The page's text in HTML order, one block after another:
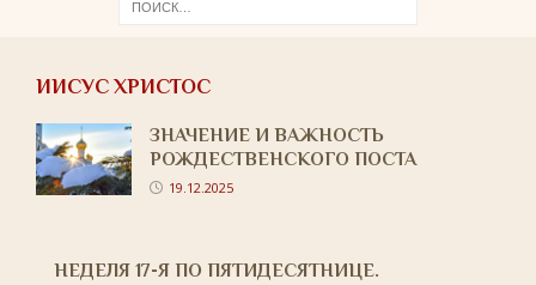
ИИСУС ХРИСТОС
ЗНАЧЕНИЕ И ВАЖНОСТЬ
РОЖДЕСТВЕНСКОГО ПОСТА
19.12.2025
НЕДЕЛЯ 17-Я ПО ПЯТИДЕСЯТНИЦЕ.